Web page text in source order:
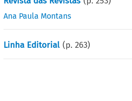
Ana Paula Montans
Linha Editorial (p.263)